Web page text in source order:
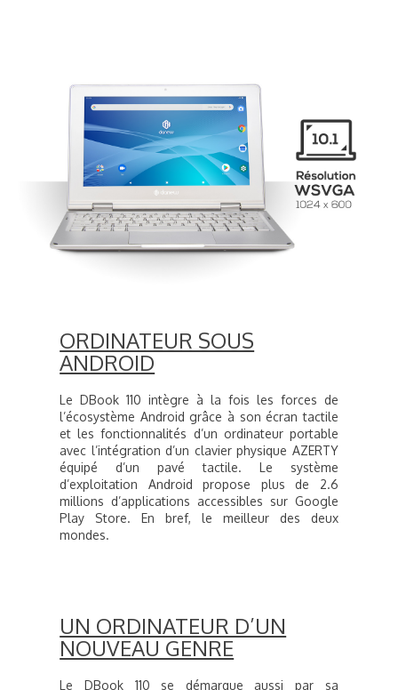
ORDINATEUR SOUS
ANDROID
Le DBook 110 intègre à la fois les forces de
l’écosystème Android grâce à son écran tactile
et les fonctionnalités d’un ordinateur portable
avec l’intégration d’un clavier physique AZERTY
équipé d’un pavé tactile. Le système
d’exploitation Android propose plus de 2.6
millions d’applications accessibles sur Google
Play Store. En bref, le meilleur des deux
mondes.
UN ORDINATEUR D’UN
NOUVEAU GENRE
Le DBook 110 se démarque aussi par sa